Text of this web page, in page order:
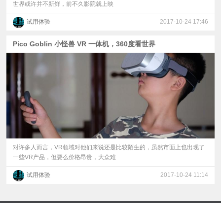
世界或许并不新鲜，前不久影院就上映
试用体验 2017-10-24 17:46
Pico Goblin 小怪兽 VR 一体机，360度看世界
对许多人而言，VR领域对他们来说还是比较陌生的，虽然市面上也出现了
一些VR产品，但要么价格昂贵，大众难
试用体验 2017-10-24 11:14